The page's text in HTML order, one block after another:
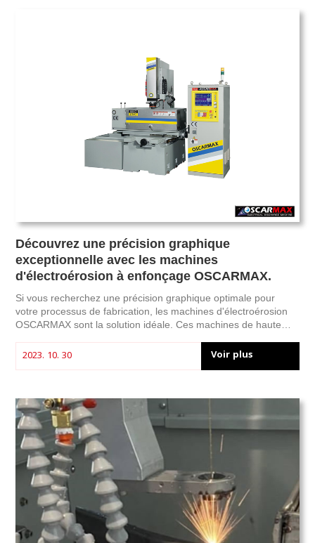
Découvrez une précision graphique
exceptionnelle avec les machines
d'électroérosion à enfonçage OSCARMAX.
Si vous recherchez une précision graphique optimale pour
votre processus de fabrication, les machines d'électroérosion
OSCARMAX sont la solution idéale. Ces machines de haute
une précision et une efficacité inégalées. Dans cet article, nous
2023. 10. 30 Voir plus